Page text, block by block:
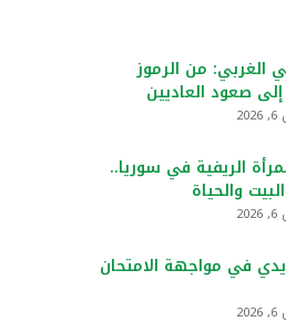
الغربي: من الرموز
إلى صعود العاديين
الريفية في سوريا..
والحياة
في مواجهة الامتحان